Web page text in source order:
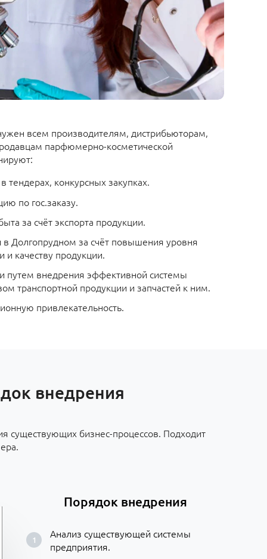
всем производителям, дистрибьюторам,
парфюмерно-косметической
тендерах, конкурсных закупках.
по гос.заказу.
за счёт экспорта продукции.
Долгопрудном за счёт повышения уровня
качеству продукции.
путем внедрения эффективной системы
транспортной продукции и запчастей к ним.
привлекательность.
внедрения
существующих бизнес-процессов. Подходит
Порядок внедрения
Анализ существующей системы
предприятия.